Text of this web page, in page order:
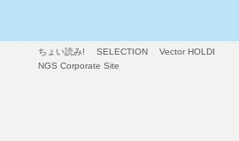
ちょい読み! SELECTION
Vector HOLDI
NGS Corporate Site